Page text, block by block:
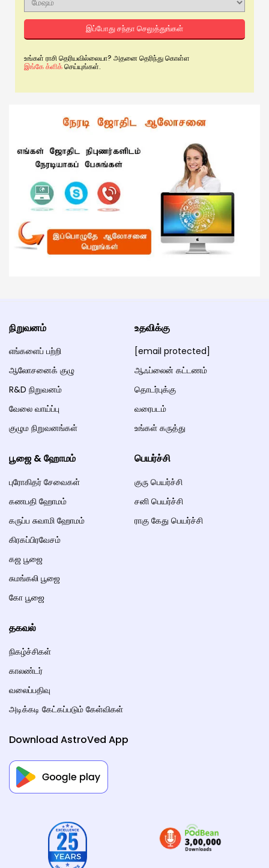
இப்போது சந்தா செலுத்துங்கள்
உங்கள் ராசி தெரியவில்லையா? அதனை தெரிந்து கொள்ள
இங்கே க்ளிக்செய்யுங்கள்.
நிறுவனம்
எங்களைப் பற்றி
ஆலோசனைக் குழு
R&D நிறுவனம்
வேலை வாய்ப்பு
குழும நிறுவனங்கள்
உதவிக்கு
[email protected]
ஆஃப்லைன் கட்டணம்
தொடர்புக்கு
வரைபடம்
உங்கள் கருத்து
பூஜை & ஹோமம்
புரோகிதர் சேவைகள்
கணபதி ஹோமம்
கருப்ப சுவாமி ஹோமம்
கிரகப்பிரவேசம்
கஜ பூஜை
சுமங்கலி பூஜை
கோ பூஜை
பெயர்ச்சி
குரு பெயர்ச்சி
சனி பெயர்ச்சி
ராகு கேது பெயர்ச்சி
தகவல்
நிகழ்ச்சிகள்
காலண்டர்
வலைப்பதிவு
அடிக்கடி கேட்கப்படும் கேள்விகள்
Download AstroVed App